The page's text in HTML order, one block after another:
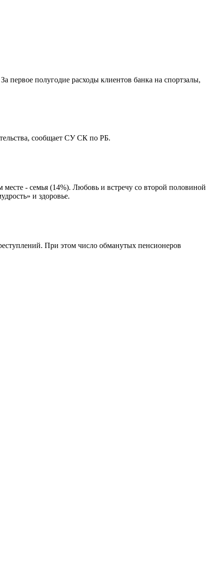
первое полугодие расходы клиентов банка на спортзалы,
сообщает СУ СК по РБ.
- семья (14%). Любовь и встречу со второй половиной
и здоровье.
При этом число обманутых пенсионеров